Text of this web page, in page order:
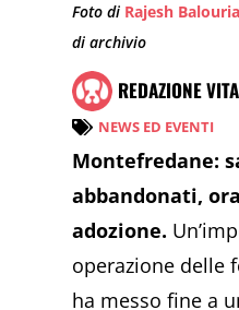
Foto di Rajesh Balouria
di archivio
REDAZIONE
NEWS ED EVENTI
Montefredane:
abbandonati,
adozione.
operazione delle
ha messo fine a